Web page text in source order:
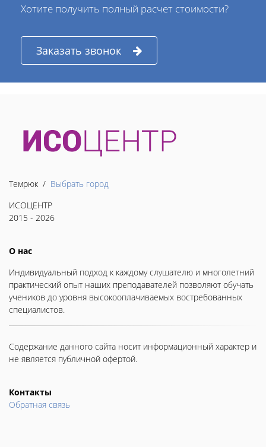
Хотите получить полный расчет стоимости?
Заказать звонок
Темрюк / Выбрать город
ИСОЦЕНТР
2015 - 2026
О нас
Индивидуальный подход к каждому слушателю и многолетний
практический опыт наших преподавателей позволяют обучать
учеников до уровня высокооплачиваемых востребованных
специалистов.
Содержание данного сайта носит информационный характер и
не является публичной офертой.
Контакты
Обратная связь